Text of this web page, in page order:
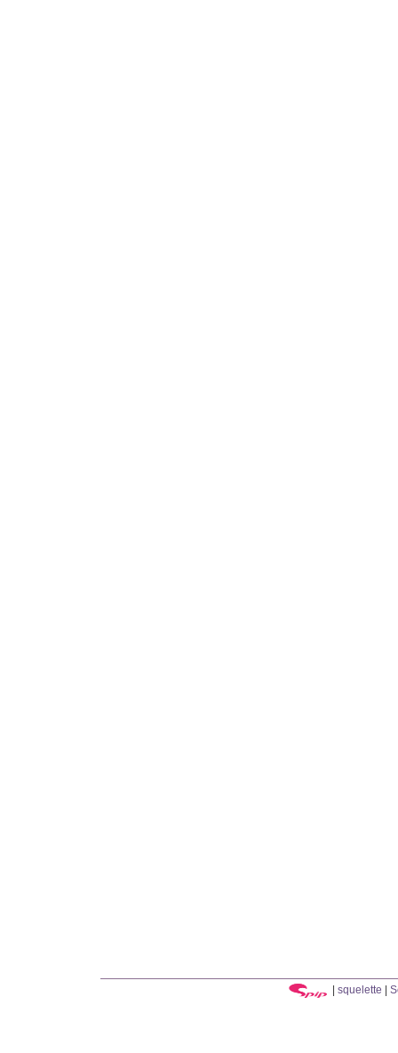
| squelette |